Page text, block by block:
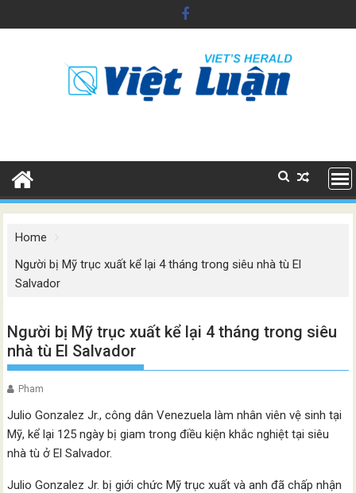
to
Home
Người bị Mỹ trục xuất kể lại 4 tháng trong siêu nhà tù El
Salvador
Người bị Mỹ trục xuất kể lại 4 tháng trong siêu
nhà tù El Salvador
Pham
Julio Gonzalez Jr., công dân Venezuela làm nhân viên vệ sinh tại
Mỹ, kể lại 125 ngày bị giam trong điều kiện khắc nghiệt tại siêu
nhà tù ở El Salvador.
Julio Gonzalez Jr. bị giới chức Mỹ trục xuất và anh đã chấp nhận